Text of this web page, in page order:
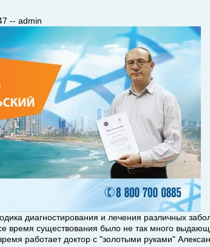
-- admin
диагностирования и лечения различных
время существования было не так много
работает доктор с "золотыми руками"